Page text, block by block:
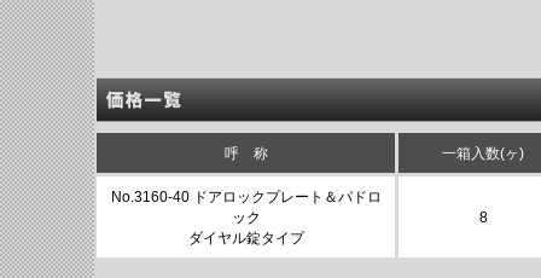
呼 称 一箱入数(ヶ)
No.3160-40 ドアロックプレート＆パドロ
ック
ダイヤル錠タイプ
8